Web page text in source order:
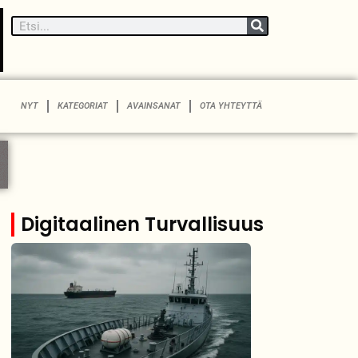
NYT KATEGORIAT AVAINSANAT OTA YHTEYTTÄ
Digitaalinen Turvallisuus